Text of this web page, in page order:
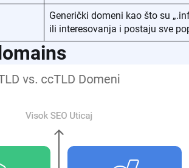
Generički domeni kao što su
ili interesovanja i postaju sve